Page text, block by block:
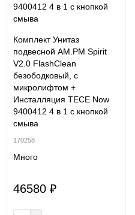
Комплект Унитаз
подвесной AM.PM Spirit
V2.0 FlashClean
безободковый, с
микролифтом +
Инсталляция TECE Now
9400412 4 в 1 с кнопкой
смыва
170258
Много
46580 ₽